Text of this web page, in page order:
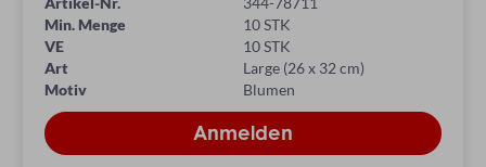
Min. Menge
10 STK
VE
10 STK
Art
Large (26 x 32 cm)
Motiv
Blumen